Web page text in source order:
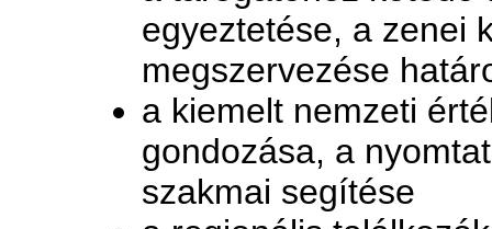
egyeztetése, a zenei
megszervezése
a kiemelt nemzeti
gondozása, a
szakmai segítése